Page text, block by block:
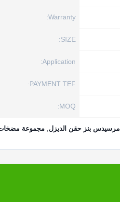
Warranty:
SIZE:
Application:
PAYMENT TEF:
MOQ:
مرسيدس بنز حقن الديزل مجموعة